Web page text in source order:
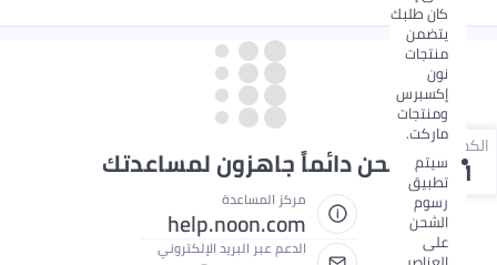
كان طلبك
يتضمن
منتجات
نون
إكسبرس
ومنتجات
ماركت.
سيتم
تطبيق
رسوم
الشحن
على
الكمية
1 نحن دائماً جاهزون لمساعدتك
مركز المساعدة
help.noon.com
الدعم عبر البريد الإلكتروني